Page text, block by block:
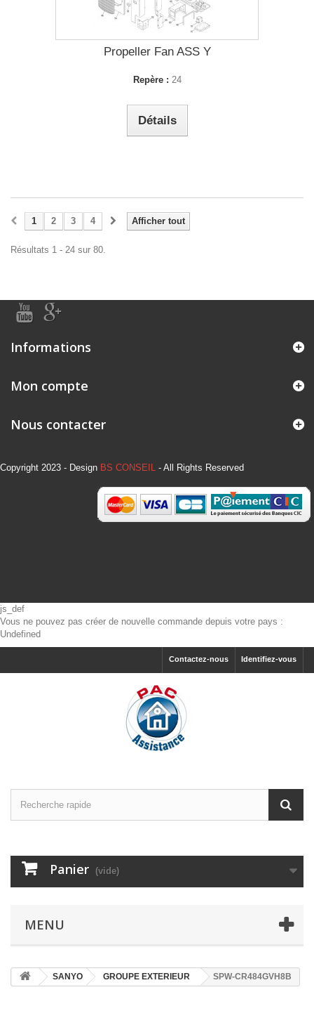
Propeller Fan ASS Y
Repère : 24
Détails
Afficher tout
1 2 3 4
Résultats 1 - 24 sur 80.
Informations
Mon compte
Nous contacter
Copyright 2023 - Design BS CONSEIL - All Rights Reserved
js_def
Vous ne pouvez pas créer de nouvelle commande depuis votre pays :
Undefined
Identifiez-vous
Contactez-nous
Panier (vide)
MENU
SANYO GROUPE EXTERIEUR SPW-CR484GVH8B